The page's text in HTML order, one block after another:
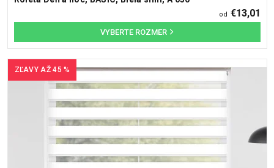
od €13,01
ZĽAVY AŽ 45 %